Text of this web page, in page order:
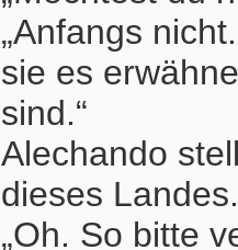
„Anfangs
sie es
sind.“
Alechando
dieses
„Oh. So bitte